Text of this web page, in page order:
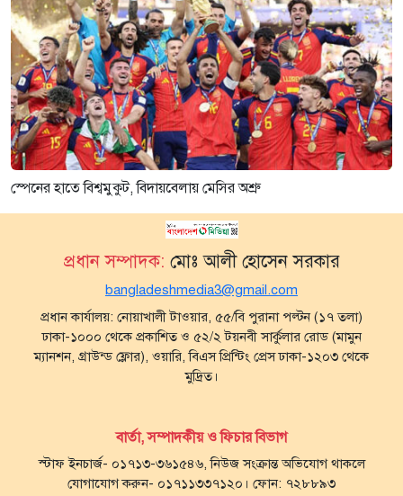
স্পেনের হাতে বিশ্বমুকুট, বিদায়বেলায় মেসির অশ্রু
প্রধান সম্পাদক: মোঃ আলী হোসেন সরকার
bangladeshmedia3@gmail.com
প্রধান কার্যালয়: নোয়াখালী টাওয়ার, ৫৫/বি পুরানা পল্টন (১৭ তলা)
ঢাকা-১০০০ থেকে প্রকাশিত ও ৫২/২ টয়নবী সার্কুলার রোড (মামুন
ম্যানশন, গ্রাউন্ড ফ্লোর), ওয়ারি, বিএস প্রিন্টিং প্রেস ঢাকা-১২০৩ থেকে
মুদ্রিত।
বার্তা, সম্পাদকীয় ও ফিচার বিভাগ
স্টাফ ইনচার্জ- ০১৭১৩-৩৬১৫৪৬, নিউজ সংক্রান্ত অভিযোগ থাকলে
যোগাযোগ করুন- ০১৭১১৩৩৭১২০। ফোন: ৭২৮৮৯৩